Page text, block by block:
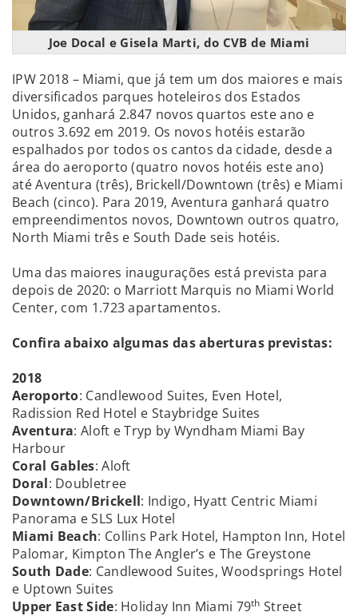
Joe Docal e Gisela Marti, do CVB de Miami
IPW 2018 – Miami, que já tem um dos maiores e mais
diversificados parques hoteleiros dos Estados
Unidos, ganhará 2.847 novos quartos este ano e
outros 3.692 em 2019. Os novos hotéis estarão
espalhados por todos os cantos da cidade, desde a
área do aeroporto (quatro novos hotéis este ano)
até Aventura (três), Brickell/Downtown (três) e Miami
Beach (cinco). Para 2019, Aventura ganhará quatro
empreendimentos novos, Downtown outros quatro,
North Miami três e South Dade seis hotéis.
Uma das maiores inaugurações está prevista para
depois de 2020: o Marriott Marquis no Miami World
Center, com 1.723 apartamentos.
Confira abaixo algumas das aberturas previstas:
2018
Aeroporto: Candlewood Suites, Even Hotel,
Radission Red Hotel e Staybridge Suites
Aventura: Aloft e Tryp by Wyndham Miami Bay
Harbour
Coral Gables: Aloft
Doral: Doubletree
Downtown/Brickell: Indigo, Hyatt Centric Miami
Panorama e SLS Lux Hotel
Miami Beach: Collins Park Hotel, Hampton Inn, Hotel
Palomar, Kimpton The Angler’s e The Greystone
South Dade: Candlewood Suites, Woodsprings Hotel
e Uptown Suites
Upper East Side: Holiday Inn Miami 79th Street